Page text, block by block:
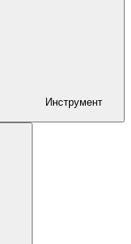
Инструмент